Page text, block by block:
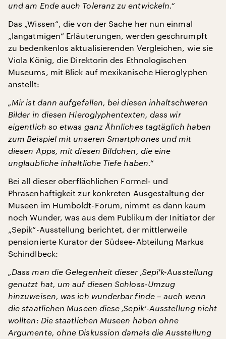
und am Ende auch Toleranz zu entwickeln.“
Das „Wissen“, die von der Sache her nun einmal
„langatmigen“ Erläuterungen, werden geschrumpft
zu bedenkenlos aktualisierenden Vergleichen, wie sie
Viola König, die Direktorin des Ethnologischen
Museums, mit Blick auf mexikanische Hieroglyphen
anstellt:
„Mir ist dann aufgefallen, bei diesen inhaltschweren
Bilder in diesen Hieroglyphentexten, dass wir
eigentlich so etwas ganz Ähnliches tagtäglich haben
zum Beispiel mit unseren Smartphones und mit
diesen Apps, mit diesen Bildchen, die eine
unglaubliche inhaltliche Tiefe haben.“
Bei all dieser oberflächlichen Formel- und
Phrasenhaftigkeit zur konkreten Ausgestaltung der
Museen im Humboldt-Forum, nimmt es dann kaum
noch Wunder, was aus dem Publikum der Initiator der
„Sepik“-Ausstellung berichtet, der mittlerweile
pensionierte Kurator der Südsee-Abteilung Markus
Schindlbeck:
„Dass man die Gelegenheit dieser ‚Sepi'k-Ausstellung
genutzt hat, um auf diesen Schloss-Umzug
hinzuweisen, was ich wunderbar finde – auch wenn
die staatlichen Museen diese ‚Sepik‘-Ausstellung nicht
wollten: Die staatlichen Museen haben ohne
Argumente, ohne Diskussion damals die Ausstellung